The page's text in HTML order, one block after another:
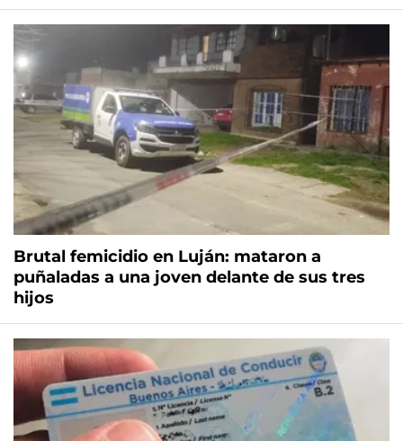
Brutal femicidio en Luján: mataron a
puñaladas a una joven delante de sus tres
hijos